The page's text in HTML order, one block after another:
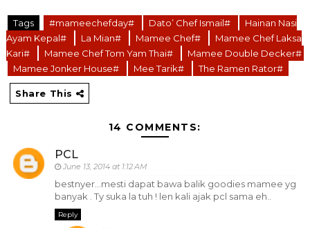
Tags #mameechefday# Dato’ Chef Ismail#
Hainan Nasi
Ayam Kepal#
La Mian# Mamee Chef#
Mamee Chef Laksa
Kari#
Mamee Chef Tom Yam Thai#
Mamee Double Decker#
Mamee Jonker House#
Mee Tarik# The Ramen Rator#
Share This
14 COMMENTS:
PCL
June 13, 2014 at 1:12 AM
bestnyer...mesti dapat bawa balik goodies mamee yg
banyak . Ty suka la tuh ! len kali ajak pcl sama eh..
Reply